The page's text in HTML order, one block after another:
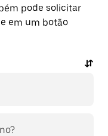
pode solicitar
em um botão